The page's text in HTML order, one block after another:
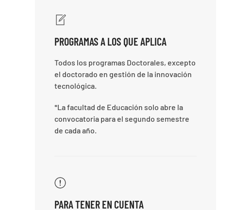
PROGRAMAS A LOS QUE APLICA
Todos los programas Doctorales, excepto
el doctorado en gestión de la innovación
tecnológica.
*La facultad de Educación solo abre la
convocatoria para el segundo semestre
de cada año.
PARA TENER EN CUENTA